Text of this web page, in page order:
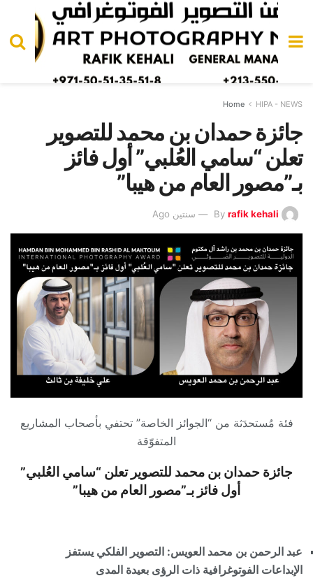
Home HIPA - NEWS
جائزة حمدان بن محمد للتصوير
تعلن “سامي العُلبي” أول فائز
بـ”مصور العام من هيبا”
By rafik kehali سنتين Ago
فئة مُستحدَثة من “الجوائز الخاصة” تحتفي بأصحاب المشاريع
المتفوّقة
جائزة حمدان بن محمد للتصوير تعلن “سامي العُلبي”
أول فائز بـ”مصور العام من هيبا”
عبد الرحمن بن محمد العويس: التصوير الفلكي يستفز
الإبداعات الفوتوغرافية ذات الرؤى بعيدة المدى